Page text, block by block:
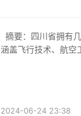
涵盖飞行技术、航空
2024-06-24 23:38